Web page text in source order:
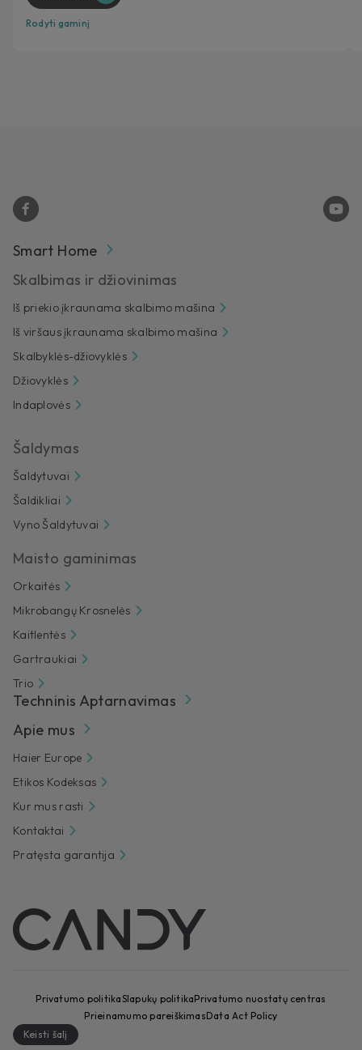
Rodyti gaminį
Smart Home
Skalbimas ir džiovinimas
Iš priekio įkraunama skalbimo mašina
Iš viršaus įkraunama skalbimo mašina
Skalbyklės-džiovyklės
Džiovyklės
Indaplovės
Šaldymas
Šaldytuvai
Šaldikliai
Vyno Šaldytuvai
Maisto gaminimas
Orkaitės
Mikrobangų Krosnelės
Kaitlentės
Gartraukiai
Trio
Techninis Aptarnavimas
Apie mus
Haier Europe
Etikos Kodeksas
Kur mus rasti
Kontaktai
Pratęsta garantija
Privatumo politikaSlapukų politikaPrivatumo nuostatų centras
Prieinamumo pareiškimasData Act Policy
Keisti šalį